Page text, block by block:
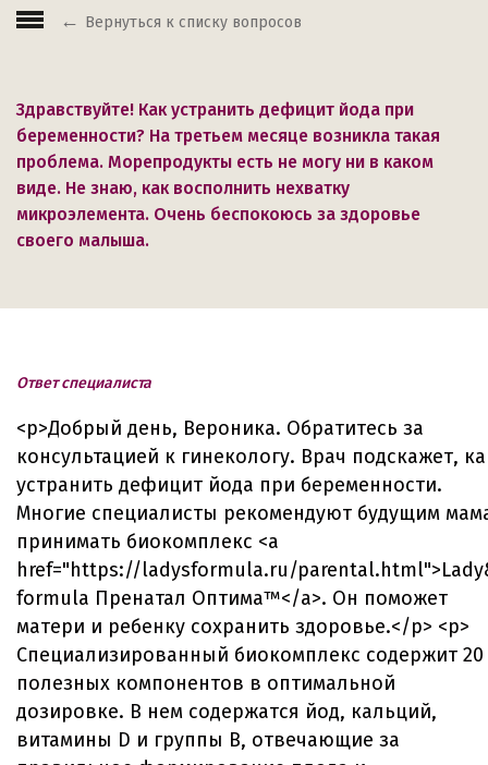
Вернуться к списку вопросов
Здравствуйте! Как устранить дефицит йода при
беременности? На третьем месяце возникла такая
проблема. Морепродукты есть не могу ни в каком
виде. Не знаю, как восполнить нехватку
микроэлемента. Очень беспокоюсь за здоровье
своего малыша.
Ответ специалиста
<p>Добрый день, Вероника. Обратитесь за
консультацией к гинекологу. Врач подскажет,
устранить дефицит йода при беременности.
Многие специалисты рекомендуют будущим
принимать биокомплекс <a
href="https://ladysformula.ru/
formula Пренатал Оптима™</a>. Он поможет
матери и ребенку сохранить здоровье.</p> <p>
Специализированный биокомплекс содержит 20
полезных компонентов в оптимальной
дозировке. В нем содержатся йод, кальций,
витамины D и группы B, отвечающие за